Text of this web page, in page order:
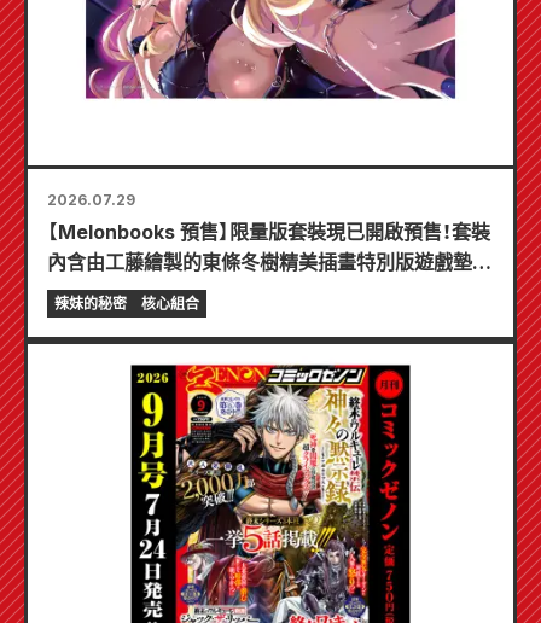
2026.07.29
【Melonbooks 預售】限量版套裝現已開啟預售！套裝
內含由工藤繪製的東條冬樹精美插畫特別版遊戲墊！
《辣妹新娘的秘密》最新第6卷將於10月20日發售！
辣妹的秘密 核心組合